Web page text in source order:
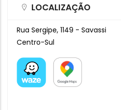
LOCALIZAÇÃO
Rua Sergipe, 1149 - Savassi
Centro-Sul